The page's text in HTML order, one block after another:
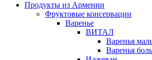
Продукты из Армении
Фруктовые консервации
Варенье
ВИТАЛ
Варенья
Варенья